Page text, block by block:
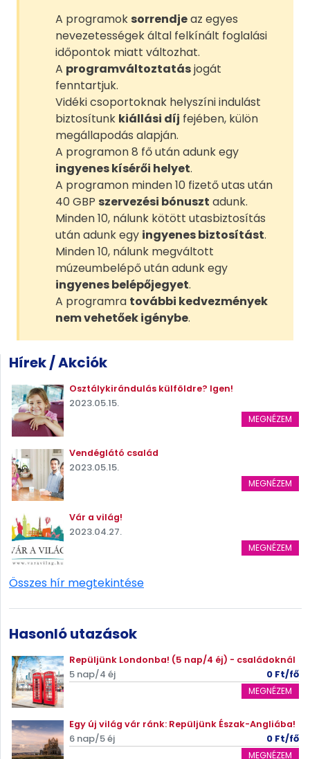
A programok sorrendjeaz egyes
nevezetességek által felkínált foglalási
időpontok miatt változhat.
A programváltoztatásjogát
fenntartjuk.
Vidéki csoportoknak helyszíni indulást
biztosítunk kiállási díj fejében, külön
megállapodás alapján.
A programon 8 fő után adunk egy
ingyenes kísérői helyet.
A programon minden 10 fizető utas után
40 GBP szervezési bónuszt adunk.
Minden 10, nálunk kötött utasbiztosítás
után adunk egy ingyenes biztosítást.
Minden 10, nálunk megváltott
múzeumbelépő után adunk egy
ingyenes belépőjegyet.
A programra további kedvezmények
nem vehetőek igénybe.
Hírek / Akciók
Osztálykirándulás külföldre? Igen!
2023.05.15.
MEGNÉZEM
Vendéglátó család
2023.05.15.
MEGNÉZEM
Vár a világ!
2023.04.27.
MEGNÉZEM
Összes hír megtekintése
Hasonló utazások
Repüljünk Londonba! (5 nap/4 éj) - családoknál
5 nap/4 éj 0 Ft/fő
MEGNÉZEM
Egy új világ vár ránk: Repüljünk Észak-Angliába!
6 nap/5 éj 0 Ft/fő
MEGNÉZEM